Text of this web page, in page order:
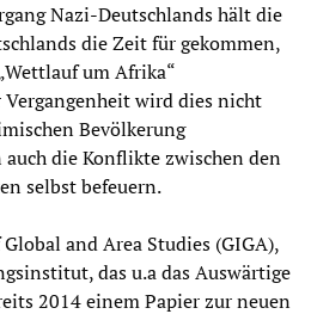
Nazi-Deutschlands hält die
die Zeit für gekommen,
um Afrika“
wird dies nicht
Bevölkerung
die Konflikte zwischen den
selbst befeuern.
and Area Studies (GIGA),
das u.a das Auswärtige
2014 einem Papier zur neuen